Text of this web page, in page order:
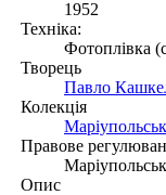
1952
Техніка:
Фотоплівка
Творець
Павло
Колекція
Правове
Опис